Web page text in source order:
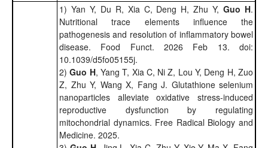
1) Yan Y, Du R, Xia C, Deng H, Zhu Y,Guo H.
Nutritional trace elements influence the
pathogenesis and resolution of inflammatory bowel
disease. Food Funct. 2026 Feb 13. doi:
10.1039/d5fo05155j.
2)Guo H, Yang T, Xia C, Ni Z, Lou Y, Deng H, Zuo
Z, Zhu Y, Wang X, Fang J. Glutathione selenium
nanoparticles alleviate oxidative stress-induced
reproductive dysfunction by regulating
mitochondrial dynamics. Free Radical Biology and
Medicine. 2025.